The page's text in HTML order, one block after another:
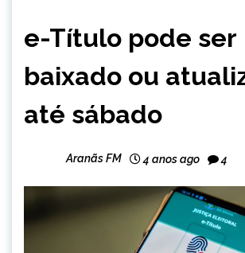
CAPELINHA
e-Título pode ser
baixado ou
até sábado
Aranãs FM 4 anos ago 4